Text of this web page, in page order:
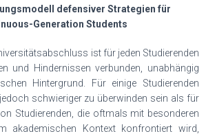
defensiver Strategien für
Generation Students
ist für jeden Studierenden
und Hindernissen verbunden, unabhängig
Hintergrund. Für einige Studierenden
schwieriger zu überwinden sein als für
Studierenden, die oftmals mit besonderen
akademischen Kontext konfrontiert wird,